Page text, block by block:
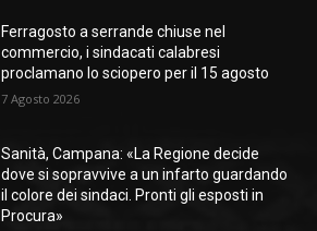
Ferragosto a serrande chiuse nel
commercio, i sindacati calabresi
proclamano lo sciopero per il 15 agosto
7 Agosto 2026
Sanità, Campana: «La Regione decide
dove si sopravvive a un infarto guardando
il colore dei sindaci. Pronti gli esposti in
Procura»